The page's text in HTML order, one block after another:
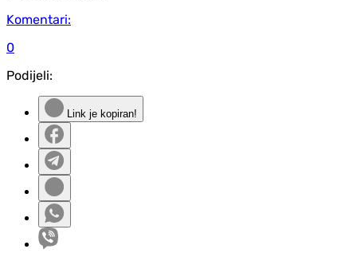
Komentari:
0
Podijeli:
Link je kopiran!